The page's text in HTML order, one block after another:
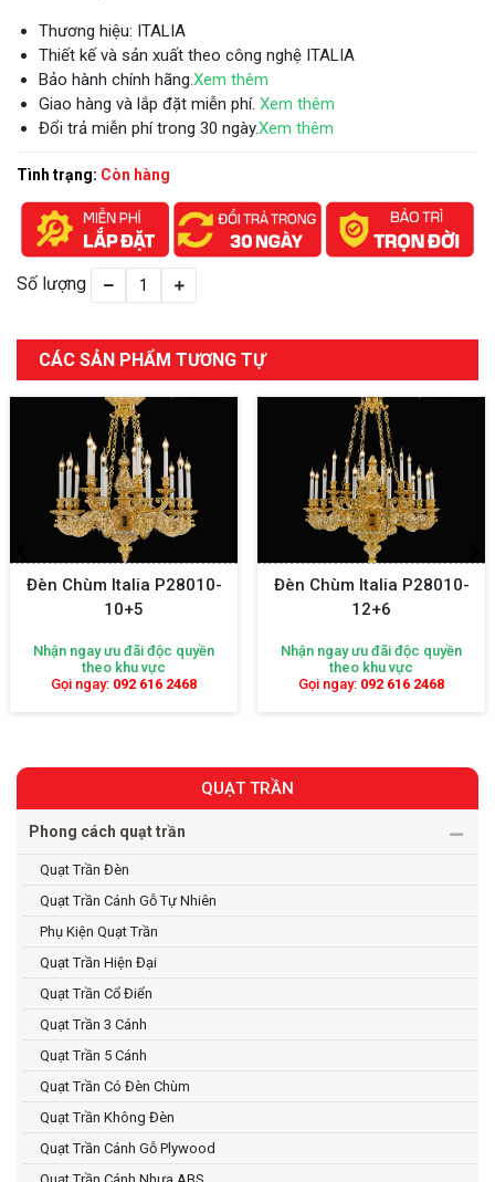
Thương hiệu: ITALIA
Thiết kế và sản xuất theo công nghệ ITALIA
Bảo hành chính hãng.Xem thêm
Giao hàng và lắp đặt miễn phí. Xem thêm
Đổi trả miễn phí trong 30 ngày.Xem thêm
Tình trạng: Còn hàng
Số lượng
CÁC SẢN PHẨM TƯƠNG TỰ
Đèn Chùm Italia P28010-
10+5
Nhận ngay ưu đãi độc quyền
theo khu vực
Gọi ngay: 092 616 2468
Đèn Chùm Italia P28010-
12+6
Nhận ngay ưu đãi độc quyền
theo khu vực
Gọi ngay: 092 616 2468
QUẠT TRẦN
Phong cách quạt trần
Quạt Trần Đèn
Quạt Trần Cánh Gỗ Tự Nhiên
Phụ Kiện Quạt Trần
Quạt Trần Hiện Đại
Quạt Trần Cổ Điển
Quạt Trần 3 Cánh
Quạt Trần 5 Cánh
Quạt Trần Có Đèn Chùm
Quạt Trần Không Đèn
Quạt Trần Cánh Gỗ Plywood